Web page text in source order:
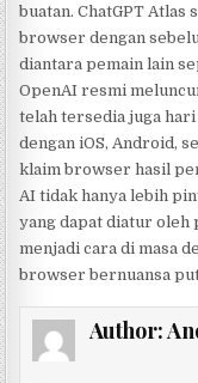
buatan. ChatGPT
browser dengan
diantara pemain lain
OpenAI resmi
telah tersedia juga
dengan iOS, Android,
klaim browser hasil
AI tidak hanya lebih
yang dapat diatur oleh
menjadi cara di masa
browser bernuansa
Author: